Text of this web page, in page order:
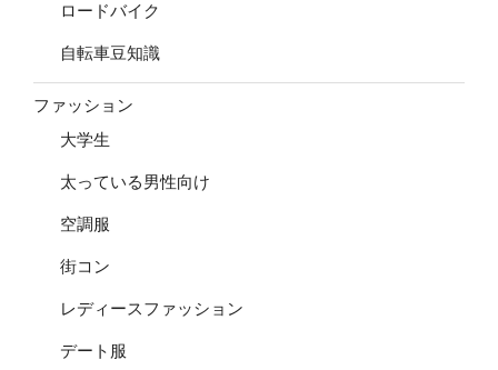
ロードバイク
自転車豆知識
ファッション
大学生
太っている男性向け
空調服
街コン
レディースファッション
デート服